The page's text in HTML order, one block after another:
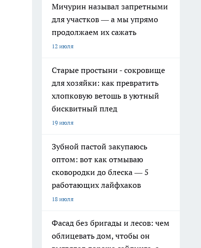
Мичурин называл запретными
для участков — а мы упрямо
продолжаем их сажать
12 июля
Старые простыни - сокровище
для хозяйки: как превратить
хлопковую ветошь в уютный
бисквитный плед
19 июля
Зубной пастой закупаюсь
оптом: вот как отмываю
сковородки до блеска — 5
работающих лайфхаков
18 июля
Фасад без бригады и лесов: чем
облицевать дом, чтобы он